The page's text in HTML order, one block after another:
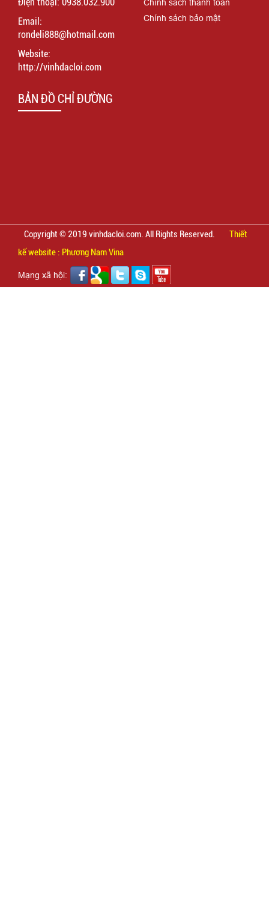
Email:
rondeli888@hotmail.com
Website:
http://vinhdacloi.com
Chính sách thanh toán
Chính sách bảo mật
BẢN ĐỒ CHỈ ĐƯỜNG
Copyright © 2019 vinhdacloi.com. All Rights Reserved.
Thiết
kế website : Phương Nam Vina
Mạng xã hội: